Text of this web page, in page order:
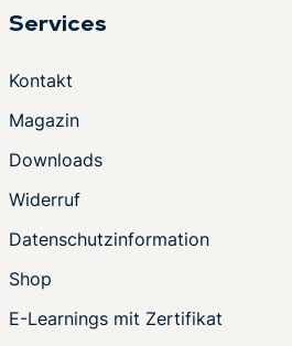
Services
Kontakt
Magazin
Downloads
Widerruf
Datenschutzinformation
Shop
E-Learnings mit Zertifikat